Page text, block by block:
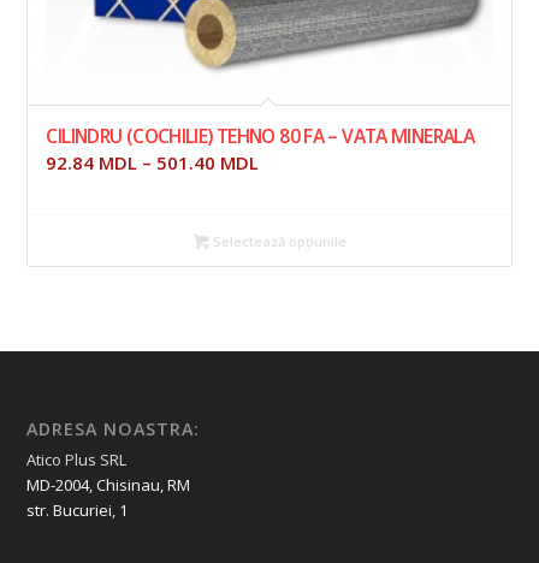
CILINDRU (COCHILIE) TEHNO 80 FA – VATA MINERALA
92.84 MDL – 501.40 MDL
Selectează opțiunile
ADRESA NOASTRA:
Atico Plus SRL
MD-2004, Chisinau, RM
str. Bucuriei, 1